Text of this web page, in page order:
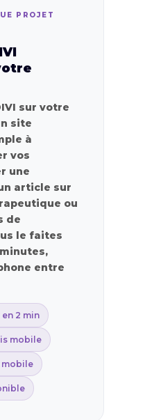
PROJET
sur votre
site
à
vos
une
article sur
ou
de
le faites
entre
2 min
mobile
mobile